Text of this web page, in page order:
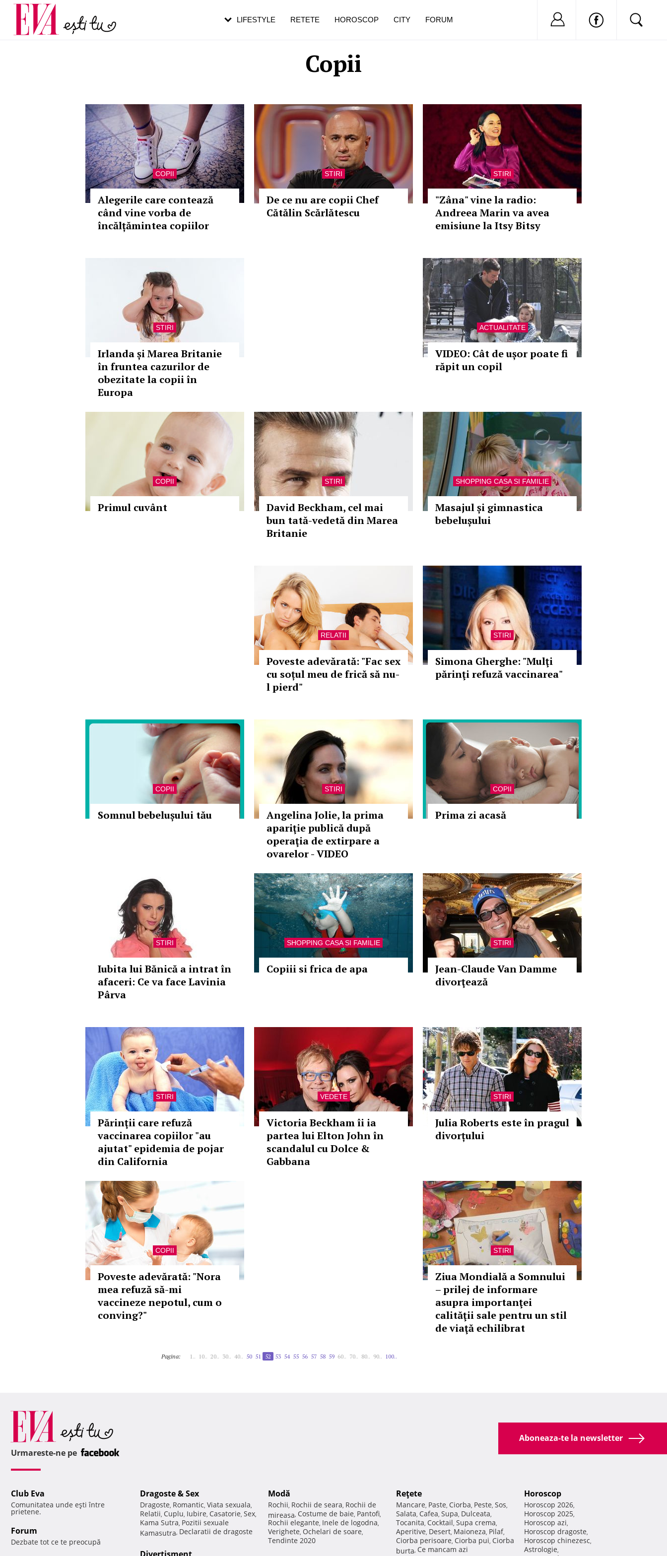
Copii
COPII
Alegerile care contează
când vine vorba de
încălțămintea copiilor
STIRI
De ce nu are copii Chef
Cătălin Scărlătescu
STIRI
"Zâna" vine la radio:
Andreea Marin va avea
emisiune la Itsy Bitsy
STIRI
Irlanda și Marea Britanie
în fruntea cazurilor de
obezitate la copii în
Europa
ACTUALITATE
VIDEO: Cât de ușor poate fi
răpit un copil
COPII
Primul cuvânt
STIRI
David Beckham, cel mai
bun tată-vedetă din Marea
Britanie
SHOPPING CASA SI FAMILIE
Masajul și gimnastica
bebelușului
RELATII
Poveste adevărată: "Fac sex
cu soțul meu de frică să nu-
l pierd"
STIRI
Simona Gherghe: "Mulţi
părinţi refuză vaccinarea"
COPII
Somnul bebelușului tău
STIRI
Angelina Jolie, la prima
apariţie publică după
operaţia de extirpare a
ovarelor - VIDEO
COPII
Prima zi acasă
STIRI
Iubita lui Bănică a intrat în
afaceri: Ce va face Lavinia
Pârva
SHOPPING CASA SI FAMILIE
Copiii si frica de apa
STIRI
Jean-Claude Van Damme
divorţează
STIRI
Părinţii care refuză
vaccinarea copiilor "au
ajutat" epidemia de pojar
din California
VEDETE
Victoria Beckham îi ia
partea lui Elton John în
scandalul cu Dolce &
Gabbana
STIRI
Julia Roberts este în pragul
divorțului
COPII
Poveste adevărată: "Nora
mea refuză să-mi
vaccineze nepotul, cum o
conving?"
STIRI
Ziua Mondială a Somnului
– prilej de informare
asupra importanţei
calităţii sale pentru un stil
de viaţă echilibrat
Pagina: 1.. 10.. 20.. 30.. 40.. 50 51 52 53 54 55 56 57 58 59 60.. 70.. 80.. 90.. 100..
LIFESTYLE RETETE HOROSCOP CITY FORUM Nu ai cont?
Carieră
Actualitate
pe măsură ce înaintezi în vârstă
de dureroasă este investigația
Aboneaza-te la newsletter
Urmareste-ne pe
Club Eva
Comunitatea unde eşti între
prietene.
Forum
Dezbate tot ce te preocupă
Dragoste & Sex
Dragoste, Romantic, Viata sexuala,
Relatii, Cuplu, Iubire, Casatorie, Sex,
Kama Sutra, Pozitii sexuale
Kamasutra, Declaratii de dragoste
Modă
Rochii, Rochii de seara, Rochii de
mireasa, Costume de baie, Pantofi,
Rochii elegante, Inele de logodna,
Verighete, Ochelari de soare,
Tendinte 2020
Reţete
Mancare, Paste, Ciorba, Peste, Sos,
Salata, Cafea, Supa, Dulceata,
Tocanita, Cocktail, Supa crema,
Aperitive, Desert, Maioneza, Pilaf,
Ciorba perisoare, Ciorba pui, Ciorba
burta, Ce mancam azi
Horoscop
Horoscop 2026,
Horoscop 2025,
Horoscop azi,
Horoscop dragoste,
Horoscop chinezesc,
Astrologie,